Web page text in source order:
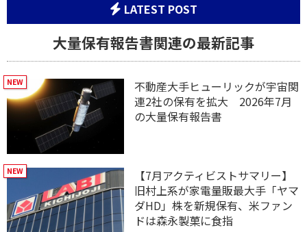
LATEST POST
大量保有報告書関連の最新記事
不動産大手ヒューリックが宇宙関
連2社の保有を拡大 2026年7月
の大量保有報告書
【7月アクティビストサマリー】
旧村上系が家電量販最大手「ヤマ
ダHD」株を新規保有、米ファン
ドは森永製菓に食指